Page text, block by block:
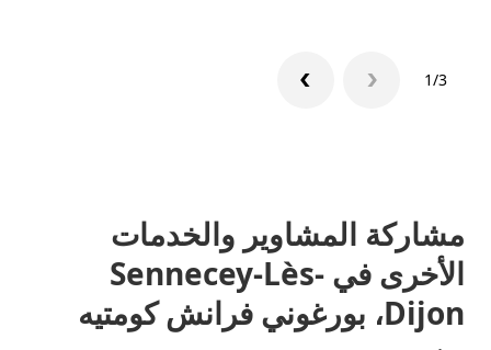
1/3
مشاركة المشاوير والخدمات
الأخرى في Sennecey-Lès-
Dijon، بورغوني فرانش كومتيه